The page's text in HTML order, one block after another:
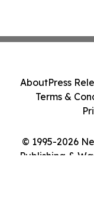
© 1995-2026
Publishing &
AboutPress
Terms &